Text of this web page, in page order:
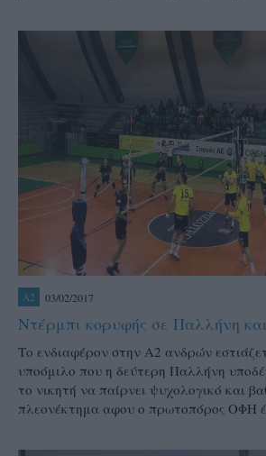
A2 03/02/2017
Ντέρμπι κορυφής σε Παλλήνη
Το ενδιαφέρον στην Α2 ανδρών
υποόμιλο που η δεύτερη Παλλήνη
το νικητή να παίρνει ψυχολογικό και
πλεονέκτημα αφου ο πρωτοπόρος ΟΦΗ